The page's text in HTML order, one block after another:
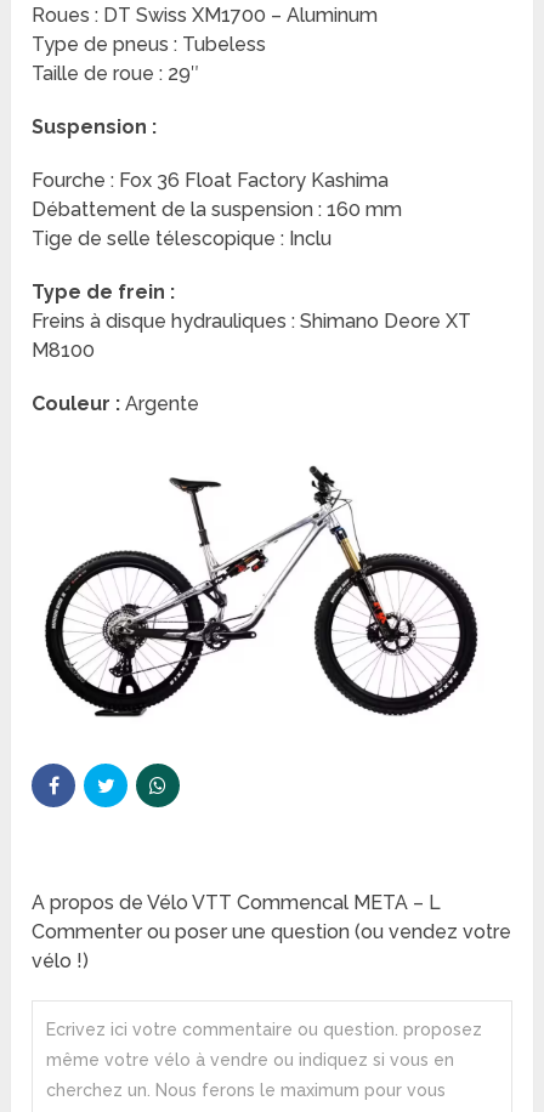
Roues : DT Swiss XM1700 – Aluminum
Type de pneus : Tubeless
Taille de roue : 29″
Suspension :
Fourche : Fox 36 Float Factory Kashima
Débattement de la suspension : 160 mm
Tige de selle télescopique : Inclu
Type de frein :
Freins à disque hydrauliques : Shimano Deore XT
M8100
Couleur : Argente
A propos de Vélo VTT Commencal META – L
Commenter ou poser une question (ou vendez votre
vélo !)